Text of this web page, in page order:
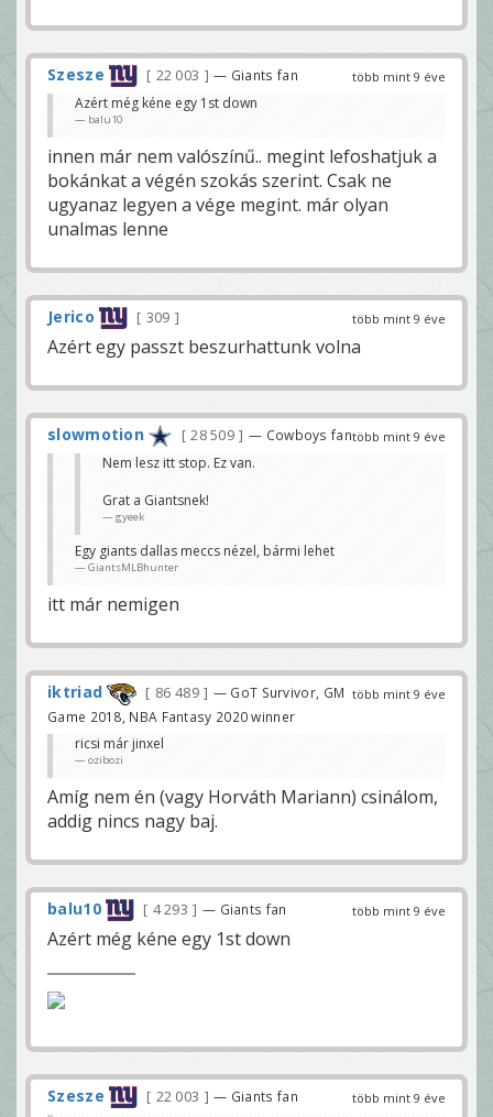
több mint 9 éve
Szesze 22 003 — Giants fan
Azért még kéne egy 1st down
balu10
innen már nem valószínű.. megint lefoshatjuk a
bokánkat a végén szokás szerint. Csak ne
ugyanaz legyen a vége megint. már olyan
unalmas lenne
több mint 9 éve
Jerico 309
Azért egy passzt beszurhattunk volna
több mint 9 éve
slowmotion 28 509 — Cowboys fan
Nem lesz itt stop. Ez van.
Grat a Giantsnek!
gyeek
Egy giants dallas meccs nézel, bármi lehet
GiantsMLBhunter
itt már nemigen
több mint 9 éve
iktriad 86 489
— GoT Survivor, GM
Game 2018, NBA Fantasy 2020 winner
ricsi már jinxel
ozibozi
Amíg nem én (vagy Horváth Mariann) csinálom,
addig nincs nagy baj.
több mint 9 éve
balu10 4 293 — Giants fan
Azért még kéne egy 1st down
több mint 9 éve
Szesze 22 003 — Giants fan